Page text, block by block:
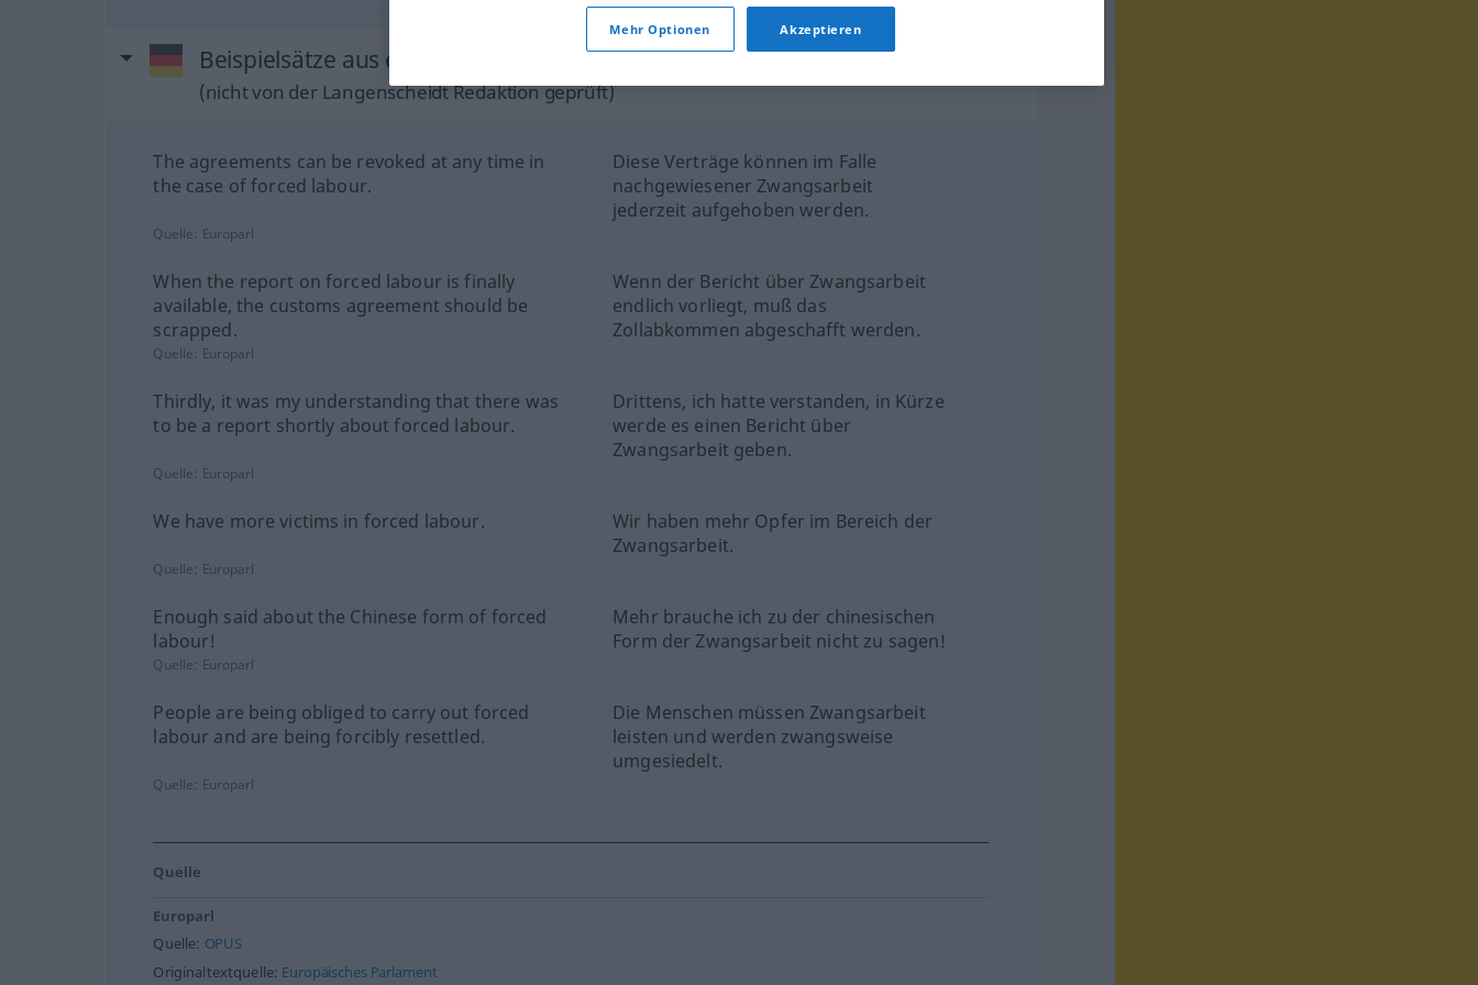
Beispielsätze aus externen Quellen für "Zwangsarbeit"
(nicht von der Langenscheidt Redaktion geprüft)
The agreements can be revoked at any time in
the case of forced labour.
Diese Verträge können im Falle
nachgewiesener Zwangsarbeit
jederzeit aufgehoben werden.
Quelle: Europarl
When the report on forced labour is finally
available, the customs agreement should be
scrapped.
Wenn der Bericht über Zwangsarbeit
endlich vorliegt, muß das
Zollabkommen abgeschafft werden.
Quelle: Europarl
Thirdly, it was my understanding that there was
to be a report shortly about forced labour.
Drittens, ich hatte verstanden, in Kürze
werde es einen Bericht über
Zwangsarbeit geben.
Quelle: Europarl
We have more victims in forced labour.
Wir haben mehr Opfer im Bereich der
Zwangsarbeit.
Quelle: Europarl
Enough said about the Chinese form of forced
labour!
Mehr brauche ich zu der chinesischen
Form der Zwangsarbeit nicht zu sagen!
Quelle: Europarl
People are being obliged to carry out forced
labour and are being forcibly resettled.
Die Menschen müssen Zwangsarbeit
leisten und werden zwangsweise
umgesiedelt.
Quelle: Europarl
Quelle
Europarl
Quelle: OPUS
Originaltextquelle: Europäisches Parlament
Mehr Optionen Akzeptieren